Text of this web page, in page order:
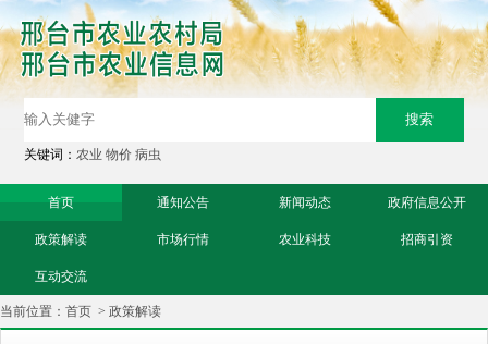
关键词：农业 物价 病虫
首页 通知公告 新闻动态 政府信息公开
政策解读 市场行情 农业科技 招商引资
互动交流
当前位置： 首页 > 政策解读